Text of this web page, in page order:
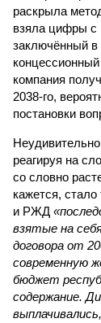
раскрыла
взяла цифры с
заключённый
концессионный
компания
2038-го,
постановки
реагируя на
со словно
кажется,
и РЖД
взятые на
договора от
современную
бюджет
содержание.